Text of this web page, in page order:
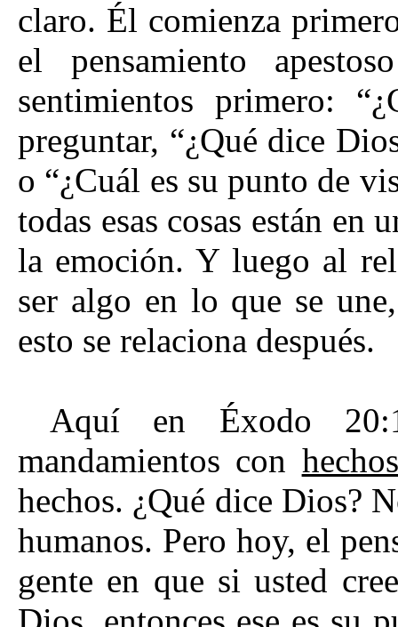
claro. Él comienza
el pensamiento
sentimientos primero:
preguntar, “¿Qué dice
o “¿Cuál es su punto de
todas esas cosas están en
la emoción. Y luego al
ser algo en lo que se
esto se relaciona después.
Aquí en Éxodo
mandamientos con hechos
hechos. ¿Qué dice Dios?
humanos. Pero hoy, el
gente en que si usted